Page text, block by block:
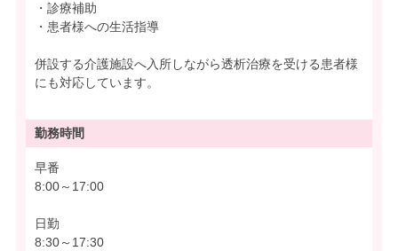
・診療補助
・患者様への生活指導
併設する介護施設へ入所しながら透析治療を受ける患者様
にも対応しています。
勤務時間
早番
8:00～17:00
日勤
8:30～17:30